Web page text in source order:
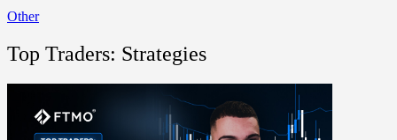
Other
Top Traders: Strategies